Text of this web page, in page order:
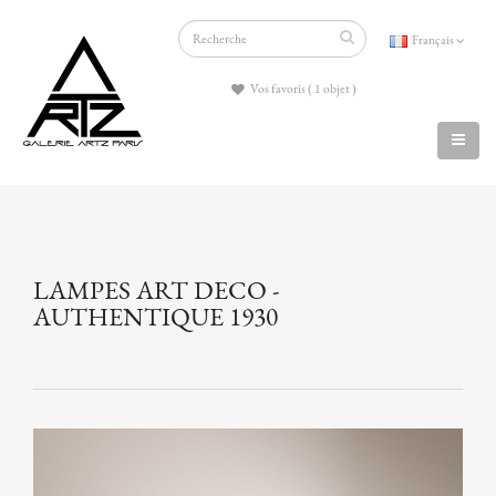
Français
Vos favoris ( 1 objet )
LAMPES ART DECO -
AUTHENTIQUE 1930